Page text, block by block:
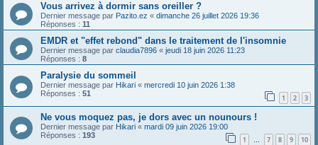
Vous arrivez à dormir sans oreiller ?
Dernier message par Pazito.ez « dimanche 26 juillet 2026 19:36
Réponses : 11
EMDR et "effet rebond" dans le traitement de l'insomnie
Dernier message par claudia7896 « jeudi 18 juin 2026 11:23
Réponses : 8
Paralysie du sommeil
Dernier message par Hikari « mercredi 10 juin 2026 1:38
Réponses : 51 1 2 3
Ne vous moquez pas, je dors avec un nounours !
Dernier message par Hikari « mardi 09 juin 2026 19:00
Réponses : 193 1 … 7 8 9 10